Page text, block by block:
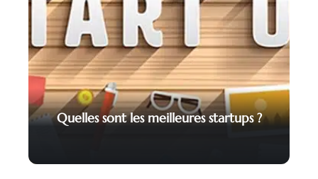
Quelles sont les meilleures startups ?